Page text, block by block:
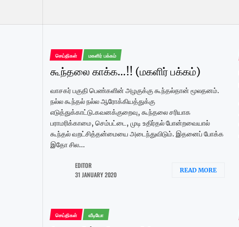
செய்திகள் மகளிர் பக்கம்
கூந்தலை காக்க…!! (மகளிர் பக்கம்)
வாசகர் பகுதி பெண்களின் அழகுக்கு கூந்தல்தான் மூலதனம்.
நல்ல கூந்தல் நல்ல ஆரோக்கியத்துக்கு
எடுத்துக்காட்டு.கவனக்குறைவு, கூந்தலை சரியாக
பராமரிக்காமை, செம்பட்டை, முடி உதிர்தல் போன்றவையால்
கூந்தல் வறட்சித்தன்மையை அடைந்துவிடும். இதனைப் போக்க
இதோ சில...
EDITOR
31 JANUARY 2020
READ MORE
செய்திகள் வீடியோ